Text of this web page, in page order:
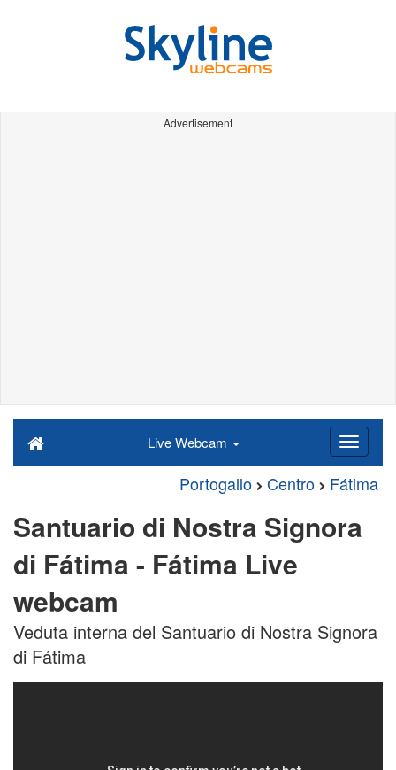
Advertisement
Live Webcam
Portogallo Centro Fátima
Santuario di Nostra Signora
di Fátima - Fátima Live
webcam
Veduta interna del Santuario di Nostra Signora
di Fátima